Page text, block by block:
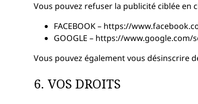
Vous pouvez refuser la publicité ciblée en
FACEBOOK – https://
GOOGLE – https://
Vous pouvez également vous désinscrire
6. VOS DROITS